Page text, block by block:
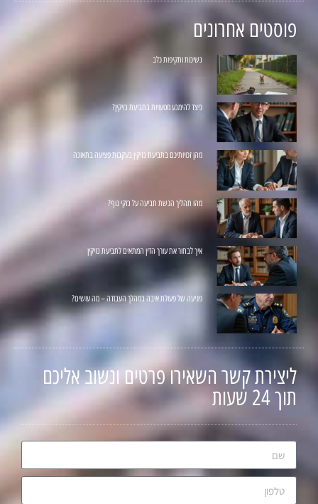
פוסטים אחרונים
נשיכות ותקיפות כלב
כיצד להימנע מטעויות בתביעת נזיקין?
מהן זכויותיכם בתביעת נזיקין בעקבות פציעה בתאונה
מהו תהליך הגשת תביעה על נזקי גוף?
איך לבחור את עורך הדין המתאים לתביעת נזיקין
פגיעה של פעולת איבה במהלך העבודה – מה עושים?
ליצירת קשר השאירו פרטים ונשוב אליכם
תוך 24 שעות